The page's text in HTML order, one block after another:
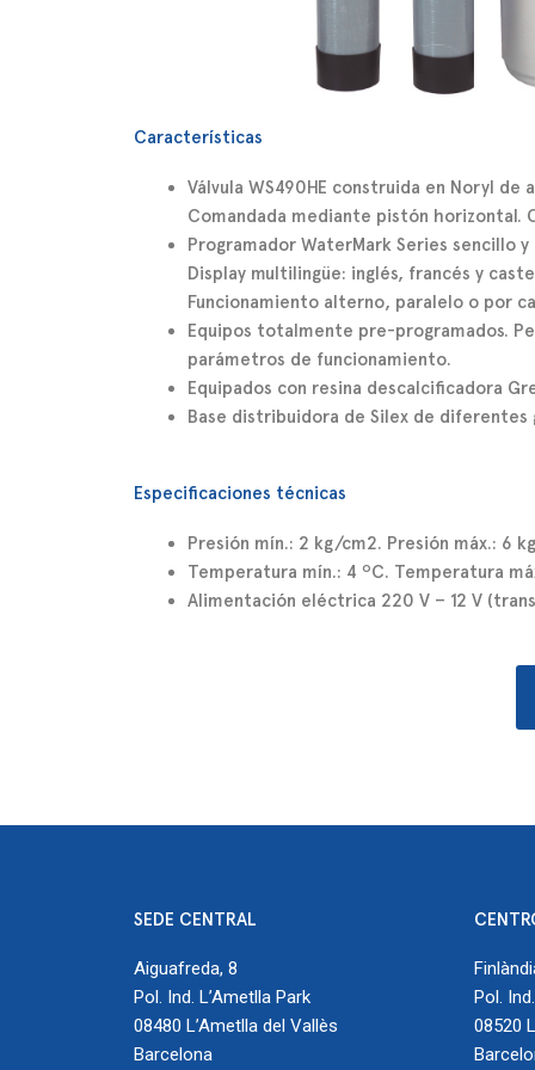
Características
Válvula WS490HE construida en Noryl de
Comandada mediante pistón horizontal.
Programador WaterMark Series sencillo
Display multilingüe: inglés, francés y
Funcionamiento alterno, paralelo o por
Equipos totalmente pre-programados.
parámetros de funcionamiento.
Equipados con resina descalcificadora
Base distribuidora de Silex de diferentes
Especificaciones técnicas
Presión mín.: 2 kg/cm2. Presión máx.: 6
Temperatura mín.: 4 ºC. Temperatura
Alimentación eléctrica 220 V – 12 V
SEDE CENTRAL
Aiguafreda, 8
Pol. Ind. L’Ametlla Park
08480 L’Ametlla del Vallès
Barcelona
Pol.
08520